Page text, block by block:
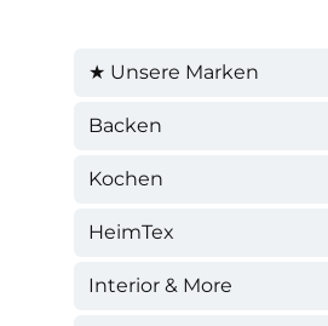
★ Unsere Marken
Backen
Kochen
HeimTex
Interior & More